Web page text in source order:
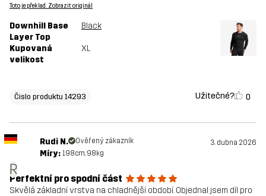
Toto je překlad. Zobrazit originál
Downhill Base
Layer Top
Black
Kupovaná
velikost
XL
Čislo produktu 14293 Užitečné? 0
R
Rudi N. Ověřený zákazník 3. dubna 2026
Míry: 198cm, 98kg
Perfektní pro spodní část
Skvělá základní vrstva na chladnější období. Objednal jsem díl pro